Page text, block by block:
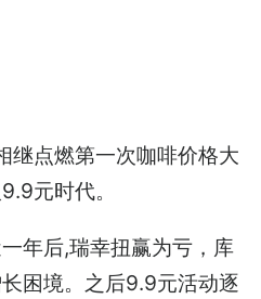
继点燃第一次咖啡价格大
元时代。
年后,瑞幸扭赢为亏，库
困境。之后9.9元活动逐